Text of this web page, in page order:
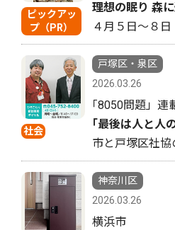
ピックアッ
プ（PR）
理想の眠り 森
４月５日〜８
社会
戸塚区・泉区
2026.03.26
｢8050問題」
｢最後は人と人
市と戸塚区社協
神奈川区
2026.03.26
横浜市